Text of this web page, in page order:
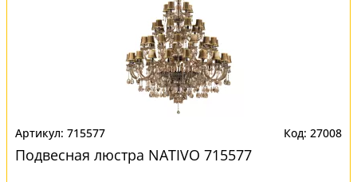
715577 27008
Подвесная люстра NATIVO 715577